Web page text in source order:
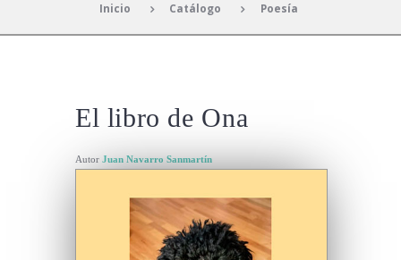
Inicio Catálogo Poesía
El libro de Ona
Autor Juan Navarro Sanmartín